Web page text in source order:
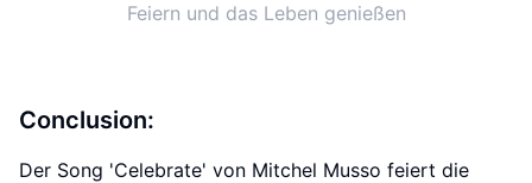
Feiern und das Leben genießen
Conclusion:
Der Song 'Celebrate' von Mitchel Musso feiert die